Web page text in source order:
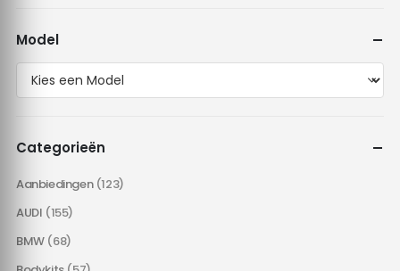
Model
Categorieën
Aanbiedingen (123)
AUDI (155)
BMW (68)